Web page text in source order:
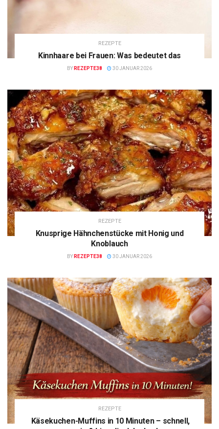
REZEPTE
Kinnhaare bei Frauen: Was bedeutet das
BY REZEPTE38 30 JANUAR 2026
REZEPTE
Knusprige Hähnchenstücke mit Honig und
Knoblauch
BY REZEPTE38 30 JANUAR 2026
REZEPTE
Käsekuchen-Muffins in 10 Minuten – schnell,